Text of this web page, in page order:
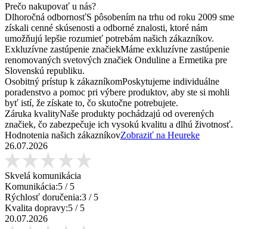
Prečo nakupovať u nás?
Dlhoročná odbornosťS pôsobením na trhu od roku 2009 sme
získali cenné skúsenosti a odborné znalosti, ktoré nám
umožňujú lepšie rozumieť potrebám našich zákazníkov.
Exkluzívne zastúpenie značiekMáme exkluzívne zastúpenie
renomovaných svetových značiek Onduline a Ermetika pre
Slovenskú republiku.
Osobitný prístup k zákazníkomPoskytujeme individuálne
poradenstvo a pomoc pri výbere produktov, aby ste si mohli
byť istí, že získate to, čo skutočne potrebujete.
Záruka kvalityNaše produkty pochádzajú od overených
značiek, čo zabezpečuje ich vysokú kvalitu a dlhú životnosť.
Hodnotenia našich zákazníkovZobraziť na Heureke
26.07.2026
Skvelá komunikácia
Komunikácia:5 / 5
Rýchlosť doručenia:3 / 5
Kvalita dopravy:5 / 5
20.07.2026